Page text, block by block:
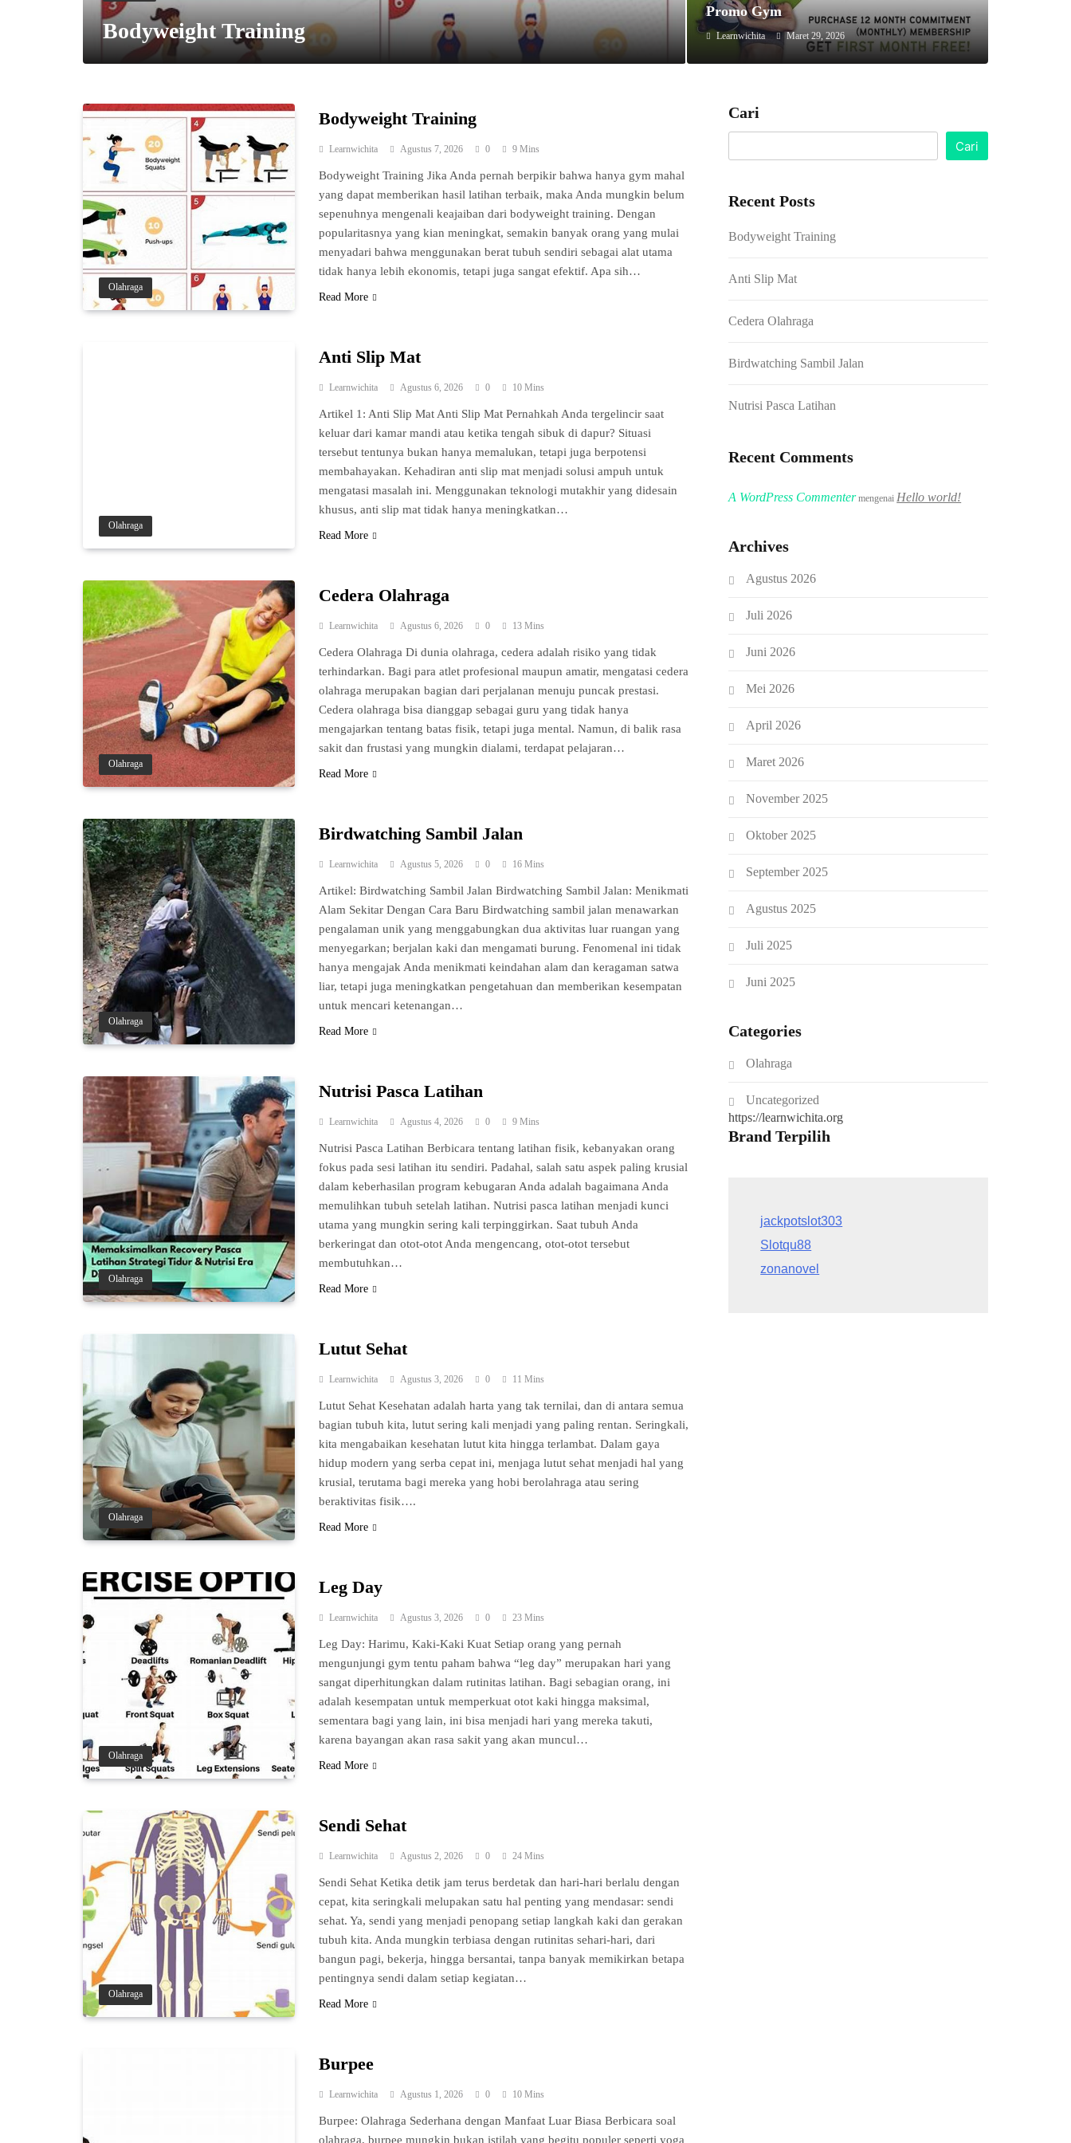
Bodyweight Training Anti Slip Mat
Promo Gym
Learnwichita Maret 29, 2026
Olahraga
Bodyweight Training
Learnwichita Agustus 7, 2026 0 9 Mins
Bodyweight Training Jika Anda pernah berpikir bahwa hanya gym mahal
yang dapat memberikan hasil latihan terbaik, maka Anda mungkin belum
sepenuhnya mengenali keajaiban dari bodyweight training. Dengan
popularitasnya yang kian meningkat, semakin banyak orang yang mulai
menyadari bahwa menggunakan berat tubuh sendiri sebagai alat utama
tidak hanya lebih ekonomis, tetapi juga sangat efektif. Apa sih…
Read More
Olahraga
Anti Slip Mat
Learnwichita Agustus 6, 2026 0 10 Mins
Artikel 1: Anti Slip Mat Anti Slip Mat Pernahkah Anda tergelincir saat
keluar dari kamar mandi atau ketika tengah sibuk di dapur? Situasi
tersebut tentunya bukan hanya memalukan, tetapi juga berpotensi
membahayakan. Kehadiran anti slip mat menjadi solusi ampuh untuk
mengatasi masalah ini. Menggunakan teknologi mutakhir yang didesain
khusus, anti slip mat tidak hanya meningkatkan…
Read More
Olahraga
Cedera Olahraga
Learnwichita Agustus 6, 2026 0 13 Mins
Cedera Olahraga Di dunia olahraga, cedera adalah risiko yang tidak
terhindarkan. Bagi para atlet profesional maupun amatir, mengatasi cedera
olahraga merupakan bagian dari perjalanan menuju puncak prestasi.
Cedera olahraga bisa dianggap sebagai guru yang tidak hanya
mengajarkan tentang batas fisik, tetapi juga mental. Namun, di balik rasa
sakit dan frustasi yang mungkin dialami, terdapat pelajaran…
Read More
Olahraga
Birdwatching Sambil Jalan
Learnwichita Agustus 5, 2026 0 16 Mins
Artikel: Birdwatching Sambil Jalan Birdwatching Sambil Jalan: Menikmati
Alam Sekitar Dengan Cara Baru Birdwatching sambil jalan menawarkan
pengalaman unik yang menggabungkan dua aktivitas luar ruangan yang
menyegarkan; berjalan kaki dan mengamati burung. Fenomenal ini tidak
hanya mengajak Anda menikmati keindahan alam dan keragaman satwa
liar, tetapi juga meningkatkan pengetahuan dan memberikan kesempatan
untuk mencari ketenangan…
Read More
Olahraga
Nutrisi Pasca Latihan
Learnwichita Agustus 4, 2026 0 9 Mins
Nutrisi Pasca Latihan Berbicara tentang latihan fisik, kebanyakan orang
fokus pada sesi latihan itu sendiri. Padahal, salah satu aspek paling krusial
dalam keberhasilan program kebugaran Anda adalah bagaimana Anda
memulihkan tubuh setelah latihan. Nutrisi pasca latihan menjadi kunci
utama yang mungkin sering kali terpinggirkan. Saat tubuh Anda
berkeringat dan otot-otot Anda mengencang, otot-otot tersebut
membutuhkan…
Read More
Olahraga
Lutut Sehat
Learnwichita Agustus 3, 2026 0 11 Mins
Lutut Sehat Kesehatan adalah harta yang tak ternilai, dan di antara semua
bagian tubuh kita, lutut sering kali menjadi yang paling rentan. Seringkali,
kita mengabaikan kesehatan lutut kita hingga terlambat. Dalam gaya
hidup modern yang serba cepat ini, menjaga lutut sehat menjadi hal yang
krusial, terutama bagi mereka yang hobi berolahraga atau sering
beraktivitas fisik….
Read More
Olahraga
Leg Day
Learnwichita Agustus 3, 2026 0 23 Mins
Leg Day: Harimu, Kaki-Kaki Kuat Setiap orang yang pernah
mengunjungi gym tentu paham bahwa “leg day” merupakan hari yang
sangat diperhitungkan dalam rutinitas latihan. Bagi sebagian orang, ini
adalah kesempatan untuk memperkuat otot kaki hingga maksimal,
sementara bagi yang lain, ini bisa menjadi hari yang mereka takuti,
karena bayangan akan rasa sakit yang akan muncul…
Read More
Olahraga
Sendi Sehat
Learnwichita Agustus 2, 2026 0 24 Mins
Sendi Sehat Ketika detik jam terus berdetak dan hari-hari berlalu dengan
cepat, kita seringkali melupakan satu hal penting yang mendasar: sendi
sehat. Ya, sendi yang menjadi penopang setiap langkah kaki dan gerakan
tubuh kita. Anda mungkin terbiasa dengan rutinitas sehari-hari, dari
bangun pagi, bekerja, hingga bersantai, tanpa banyak memikirkan betapa
pentingnya sendi dalam setiap kegiatan…
Read More
Burpee
Learnwichita Agustus 1, 2026 0 10 Mins
Burpee: Olahraga Sederhana dengan Manfaat Luar Biasa Berbicara soal
olahraga, burpee mungkin bukan istilah yang begitu populer seperti yoga
Cari
Cari
Recent Posts
Bodyweight Training
Anti Slip Mat
Cedera Olahraga
Birdwatching Sambil Jalan
Nutrisi Pasca Latihan
Recent Comments
A WordPress CommentermengenaiHello world!
Archives
Agustus 2026
Juli 2026
Juni 2026
Mei 2026
April 2026
Maret 2026
November 2025
Oktober 2025
September 2025
Agustus 2025
Juli 2025
Juni 2025
Categories
Olahraga
Uncategorized
https://learnwichita.org
Brand Terpilih
Slotqu88
zonanovel